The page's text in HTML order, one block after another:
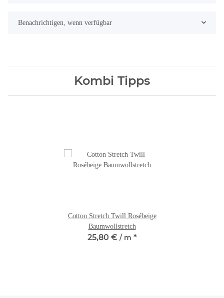
Benachrichtigen, wenn verfügbar
Kombi Tipps
Cotton Stretch Twill Rosébeige
Baumwollstretch
25,80 €/ m *